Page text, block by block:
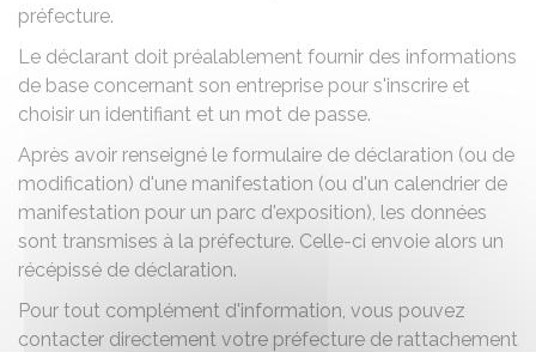
préfecture.
Le déclarant doit préalablement fournir des informations
de base concernant son entreprise pour s'inscrire et
choisir un identifiant et un mot de passe.
Après avoir renseigné le formulaire de déclaration (ou de
modification) d'une manifestation (ou d'un calendrier de
manifestation pour un parc d'exposition), les données
sont transmises à la préfecture. Celle-ci envoie alors un
récépissé de déclaration.
Pour tout complément d'information, vous pouvez
contacter directement votre préfecture de rattachement